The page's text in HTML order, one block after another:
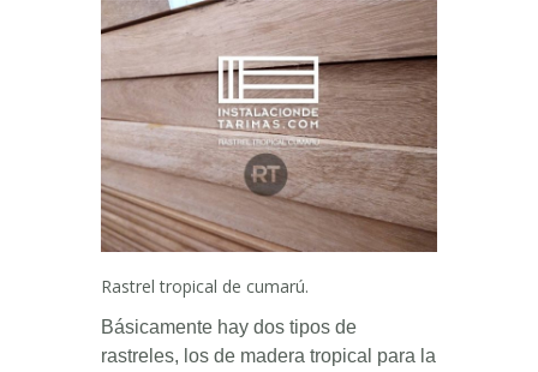
Rastrel tropical de cumarú.
Básicamente hay dos tipos de
rastreles, los de madera tropical para la